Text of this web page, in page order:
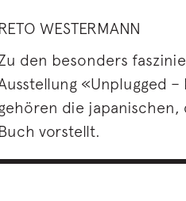
RETO WESTERMANN
den besonders
«Unplugged
die japanischen,
Buch vorstellt.